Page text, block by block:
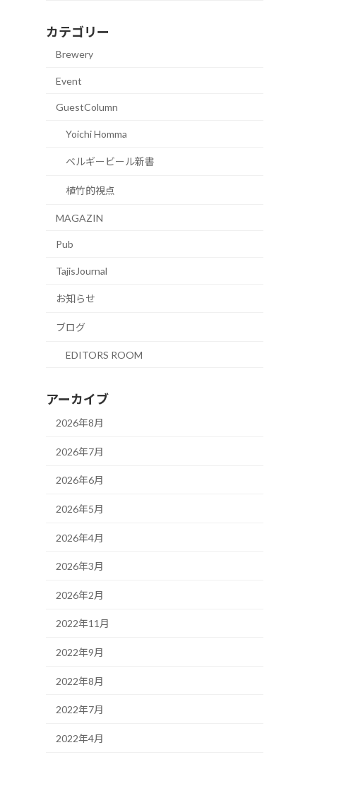
カテゴリー
Brewery
Event
GuestColumn
Yoichi Homma
ベルギービール新書
植竹的視点
MAGAZIN
Pub
TajisJournal
お知らせ
ブログ
EDITORS ROOM
アーカイブ
2026年8月
2026年7月
2026年6月
2026年5月
2026年4月
2026年3月
2026年2月
2022年11月
2022年9月
2022年8月
2022年7月
2022年4月